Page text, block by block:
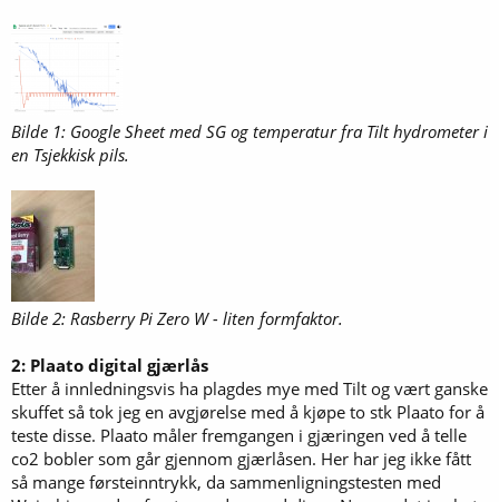
Bilde 1: Google Sheet med SG og temperatur fra Tilt hydrometer i
en Tsjekkisk pils.
Bilde 2: Rasberry Pi Zero W - liten formfaktor.
2: Plaato digital gjærlås
Etter å innledningsvis ha plagdes mye med Tilt og vært ganske
skuffet så tok jeg en avgjørelse med å kjøpe to stk Plaato for å
teste disse. Plaato måler fremgangen i gjæringen ved å telle
co2 bobler som går gjennom gjærlåsen. Her har jeg ikke fått
så mange førsteinntrykk, da sammenligningstesten med